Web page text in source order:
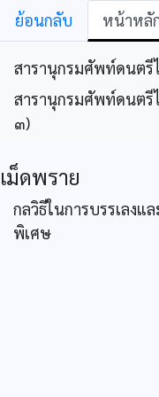
ย้อนกลับ หน้าหลั
สารานุกรมศัพท์ดนตรี
สารานุกรมศัพท์ดนตรี
๓)
เม็ดพราย
กลวิธีในการบรรเลงแ
พิเศษ